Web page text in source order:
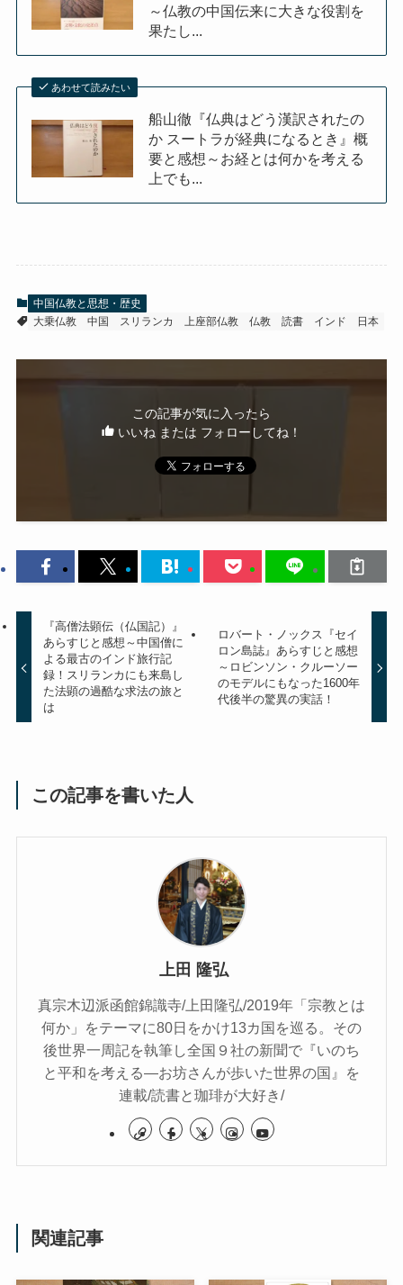
～仏教の中国伝来に大きな役割を
果たし...
あわせて読みたい
船山徹『仏典はどう漢訳されたの
か スートラが経典になるとき』概
要と感想～お経とは何かを考える
上でも...
中国仏教と思想・歴史
大乗仏教
中国 スリランカ 上座部仏教 仏教 読書 インド 日本
この記事が気に入ったら
いいね または フォローしてね！
『高僧法顕伝（仏国記）』
あらすじと感想～中国僧に
よる最古のインド旅行記
録！スリランカにも来島し
た法顕の過酷な求法の旅と
は
ロバート・ノックス『セイ
ロン島誌』あらすじと感想
～ロビンソン・クルーソー
のモデルにもなった1600年
代後半の驚異の実話！
この記事を書いた人
上田 隆弘
真宗木辺派函館錦識寺/上田隆弘/2019年「宗教とは
何か」をテーマに80日をかけ13カ国を巡る。その
後世界一周記を執筆し全国９社の新聞で『いのち
と平和を考える―お坊さんが歩いた世界の国』を
連載/読書と珈琲が大好き/
関連記事